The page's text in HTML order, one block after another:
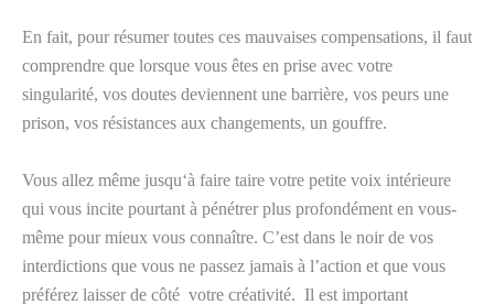
En fait, pour résumer toutes ces mauvaises compensations, il faut
comprendre que lorsque vous êtes en prise avec votre
singularité, vos doutes deviennent une barrière, vos peurs une
prison, vos résistances aux changements, un gouffre.
Vous allez même jusqu‘à faire taire votre petite voix intérieure
qui vous incite pourtant à pénétrer plus profondément en vous-
même pour mieux vous connaître. C’est dans le noir de vos
interdictions que vous ne passez jamais à l’action et que vous
préférez laisser de côté votre créativité. Il est important